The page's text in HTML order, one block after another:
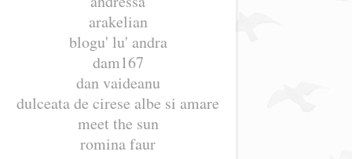
arakelian
blogu' lu' andra
dam167
dan vaideanu
dulceata de cirese albe si amare
meet the sun
romina faur